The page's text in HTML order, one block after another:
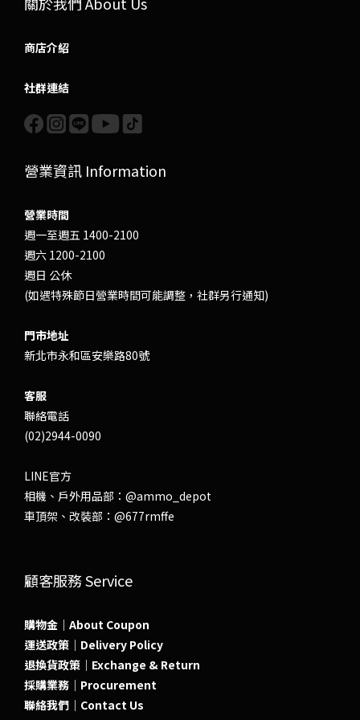
商店介紹
社群連結
營業資訊 Information
營業時間
週一至週五 1400-2100
週六 1200-2100
週日 公休
(如遇特殊節日營業時間可能調整，社群另行通知)
門市地址
新北市永和區安樂路80號
客服
聯絡電話
(02)2944-0090
LINE官方
相機、戶外用品部： @ammo_depot
車頂架、改裝部： @677rmffe
顧客服務 Service
購物金｜About Coupon
運送政策｜Delivery Policy
退換貨政策｜Exchange & Return
採購業務｜Procurement
聯絡我們｜Contact Us